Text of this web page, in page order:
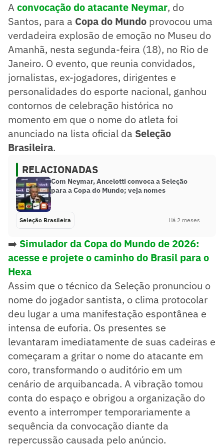
Aconvocação do atacante Neymar, do
Santos, para a Copa do Mundo provocou uma
verdadeira explosão de emoção no Museu do
Amanhã, nesta segunda-feira (18), no Rio de
Janeiro. O evento, que reunia convidados,
jornalistas, ex-jogadores, dirigentes e
personalidades do esporte nacional, ganhou
contornos de celebração histórica no
momento em que o nome do atleta foi
anunciado na lista oficial da Seleção
Brasileira.
RELACIONADAS
Com Neymar, Ancelotti convoca a Seleção
para a Copa do Mundo; veja nomes
Seleção Brasileira Há 2 meses
➡️ Simulador da Copa do Mundo de 2026:
acesse e projete o caminho do Brasil para o
Hexa
Assim que o técnico da Seleção pronunciou o
nome do jogador santista, o clima protocolar
deu lugar a uma manifestação espontânea e
intensa de euforia. Os presentes se
levantaram imediatamente de suas cadeiras e
começaram a gritar o nome do atacante em
coro, transformando o auditório em um
cenário de arquibancada. A vibração tomou
conta do espaço e obrigou a organização do
evento a interromper temporariamente a
sequência da convocação diante da
repercussão causada pelo anúncio.